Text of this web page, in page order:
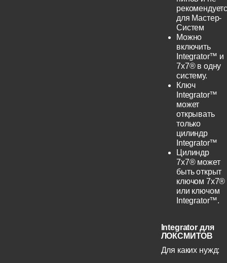
для Мастер-
Систем
Можно
включить
Integrator™ и
7x7® в одну
систему.
Ключ
Integrator™
может
открывать
только
цилиндр
Integrator™
Цилиндр
7х7® может
быть открыт
ключом 7х7®
или ключом
Integrator™.
Integrator для
ЛОКСМИТОВ
Для каких нужд: